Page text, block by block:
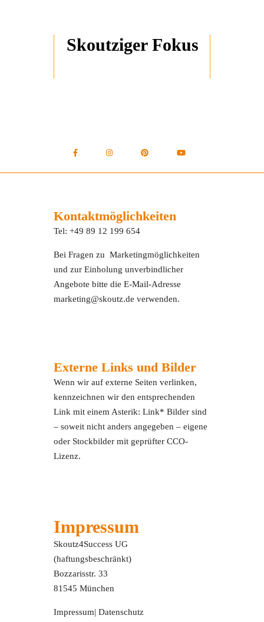
Skoutziger Fokus
Kontaktmöglichkeiten
Tel: +49 89 12 199 654
Bei Fragen zu Marketingmöglichkeiten
und zur Einholung unverbindlicher
Angebote bitte die E-Mail-Adresse
marketing@skoutz.de verwenden.
Externe Links und Bilder
Wenn wir auf externe Seiten verlinken,
kennzeichnen wir den entsprechenden
Link mit einem Asterik: Link* Bilder sind
– soweit nicht anders angegeben – eigene
oder Stockbilder mit geprüfter CCO-
Lizenz.
Impressum
Skoutz4Success UG
(haftungsbeschränkt)
Bozzarisstr. 33
81545 München
Impressum|Datenschutz